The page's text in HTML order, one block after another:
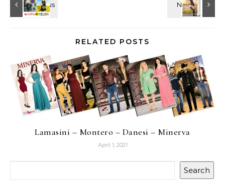
RELATED POSTS
Lamasini – Montero – Danesi – Minerva
April 1, 2021
Search